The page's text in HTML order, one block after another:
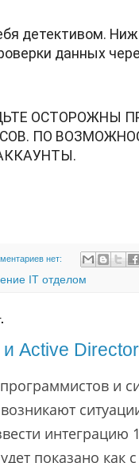
детективом.
данных
ОСТОРОЖНЫ
ПО
нет:
IT отделом
Active
и
интеграцию
показано как